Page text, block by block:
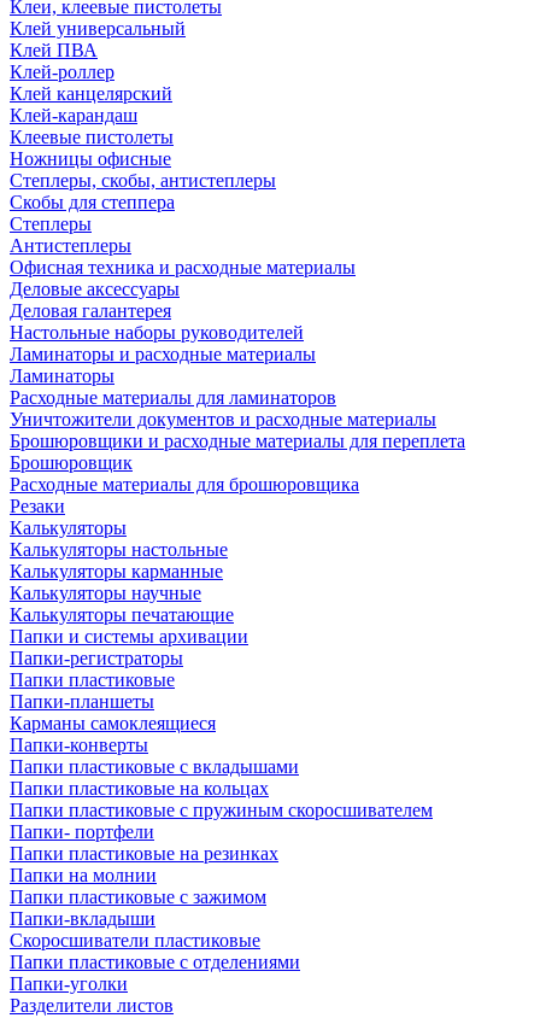
Клеи, клеевые пистолеты
Клей универсальный
Клей ПВА
Клей-роллер
Клей канцелярский
Клей-карандаш
Клеевые пистолеты
Ножницы офисные
Степлеры, скобы, антистеплеры
Скобы для степпера
Степлеры
Антистеплеры
Офисная техника и расходные материалы
Деловые аксессуары
Деловая галантерея
Настольные наборы руководителей
Ламинаторы и расходные материалы
Ламинаторы
Расходные материалы для ламинаторов
Уничтожители документов и расходные материалы
Брошюровщики и расходные материалы для переплета
Брошюровщик
Расходные материалы для брошюровщика
Резаки
Калькуляторы
Калькуляторы настольные
Калькуляторы карманные
Калькуляторы научные
Калькуляторы печатающие
Папки и системы архивации
Папки-регистраторы
Папки пластиковые
Папки-планшеты
Карманы самоклеящиеся
Папки-конверты
Папки пластиковые с вкладышами
Папки пластиковые на кольцах
Папки пластиковые с пружиным скоросшивателем
Папки- портфели
Папки пластиковые на резинках
Папки на молнии
Папки пластиковые с зажимом
Папки-вкладыши
Скоросшиватели пластиковые
Папки пластиковые с отделениями
Папки-уголки
Разделители листов